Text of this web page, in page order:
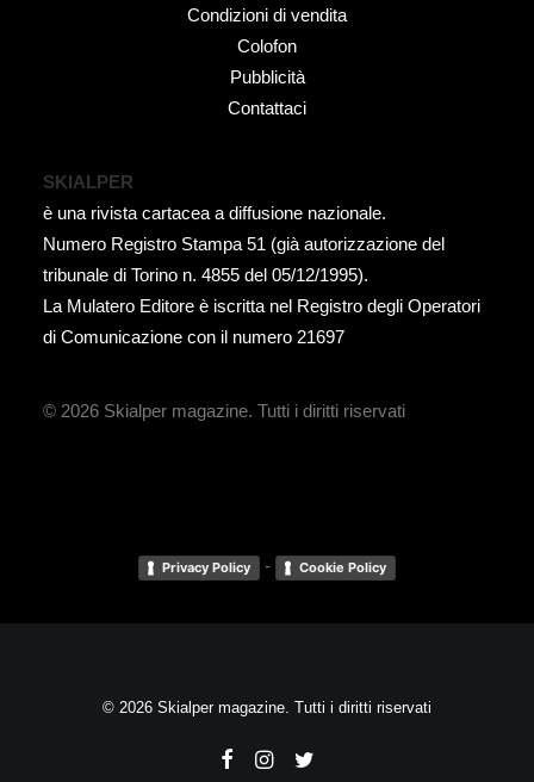
Condizioni di vendita
Colofon
Pubblicità
Contattaci
SKIALPER
è una rivista cartacea a diffusione nazionale.
Numero Registro Stampa 51 (già autorizzazione del
tribunale di Torino n. 4855 del 05/12/1995).
La Mulatero Editore è iscritta nel Registro degli Operatori
di Comunicazione con il numero 21697
© 2026 Skialper magazine. Tutti i diritti riservati
Privacy Policy - Cookie Policy
© 2026 Skialper magazine. Tutti i diritti riservati